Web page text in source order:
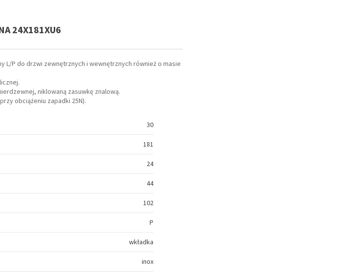
24X181XU6
L/P do drzwi zewnętrznych i wewnętrznych również o masie
niklowaną zasuwkę znalową.
obciążeniu zapadki 25N).
30
181
24
44
102
P
wkładka
inox